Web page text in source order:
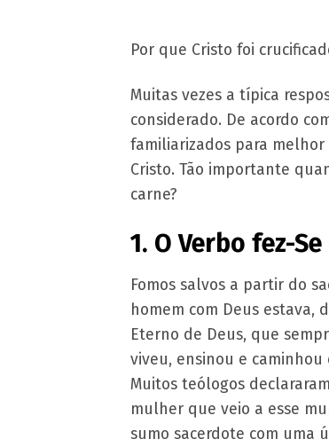
Por que Cristo foi
Muitas vezes a típica
considerado. De acordo
familiarizados para melhor
Cristo. Tão importante
carne?
1. O Verbo fez-
Fomos salvos a partir do
homem com Deus estava,
Eterno de Deus, que
viveu, ensinou e
Muitos teólogos
mulher que veio a esse
sumo sacerdote com uma